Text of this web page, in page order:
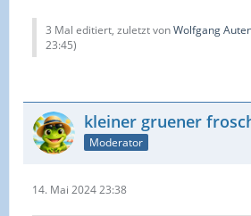
3 Mal editiert, zuletzt vonWolfgang
23:45)
kleiner gruener
Moderator
14. Mai 2024 23:38